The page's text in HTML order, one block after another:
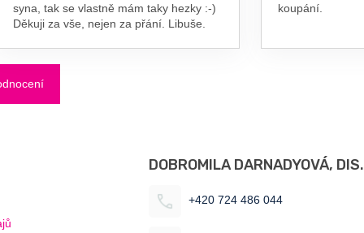
syna, tak se vlastně mám taky hezky :-)
Děkuji za vše, nejen za přání. Libuše.
koupání.
DOBROMILA DARNADYOVÁ, DIS.
+420 724 486 044